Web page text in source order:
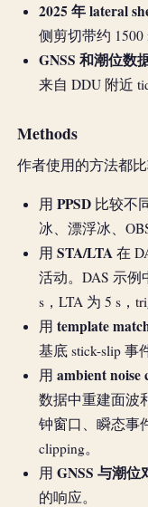
2025 年 lateral
侧剪切带约 1500
GNSS 和潮位数
来自 DDU 附近
Methods
作者使用的方法都
用 PPSD比较不
冰、漂浮冰、
用 STA/LTA 在
活动。DAS 示例
s，LTA 为 5 s，
用 template
基底 stick-slip 事
用 ambient noise
数据中重建面波
钟窗口、瞬态事
clipping。
用 GNSS 与潮位
的响应。